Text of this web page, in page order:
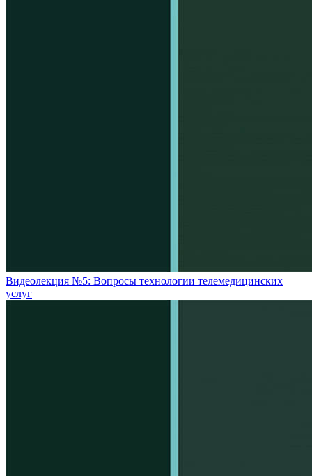
Видеолекция №5: Вопросы технологии телемедицинских
услуг